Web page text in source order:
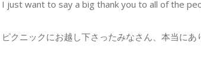
I just want to say a big thank you to all of the
ピクニックにお越し下さったみなさん、本当に